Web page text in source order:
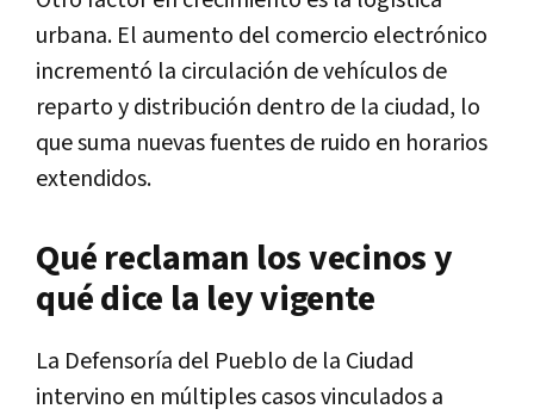
urbana. El aumento del comercio electrónico
incrementó la circulación de vehículos de
reparto y distribución dentro de la ciudad, lo
que suma nuevas fuentes de ruido en horarios
extendidos.
Qué reclaman los vecinos y
qué dice la ley vigente
La Defensoría del Pueblo de la Ciudad
intervino en múltiples casos vinculados a